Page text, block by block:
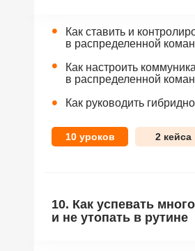
Как руководить
•
Как настроить
в распределенной
•
Как ставить и
в распределенной
•
10 уроков 2 кейса
10. Как успевать много
и не утопать в рутине